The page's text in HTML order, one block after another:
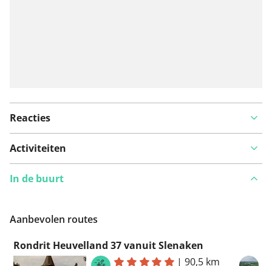
Reacties
Activiteiten
In de buurt
Aanbevolen routes
Rondrit Heuvelland 37 vanuit Slenaken
|90,5 km